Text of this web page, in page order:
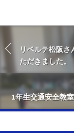
リベルテ松阪
ただきました。
1年生交通安全教室